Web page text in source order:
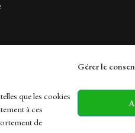
Gérer le
que les cookies
à ces
de